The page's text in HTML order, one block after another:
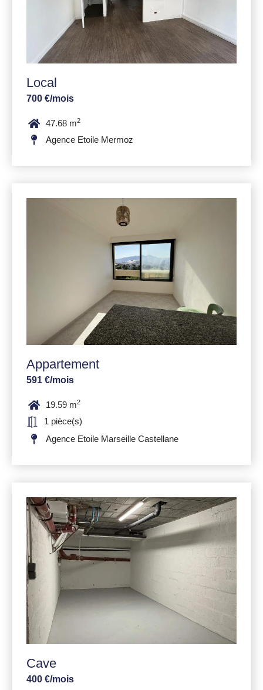
Local
700 €/mois
47.68 m2
Agence Etoile Mermoz
Appartement
591 €/mois
19.59 m2
1 pièce(s)
Agence Etoile Marseille Castellane
Cave
400 €/mois